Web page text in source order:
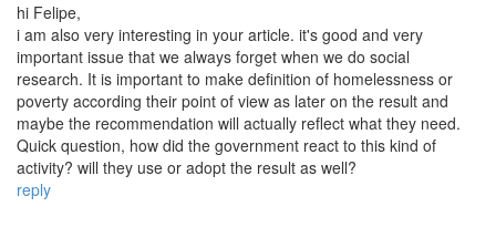
hi Felipe,
i am also very interesting in your article. it's good and very
important issue that we always forget when we do social
research. It is important to make definition of homelessness or
poverty according their point of view as later on the result and
maybe the recommendation will actually reflect what they need.
Quick question, how did the government react to this kind of
activity? will they use or adopt the result as well?
reply